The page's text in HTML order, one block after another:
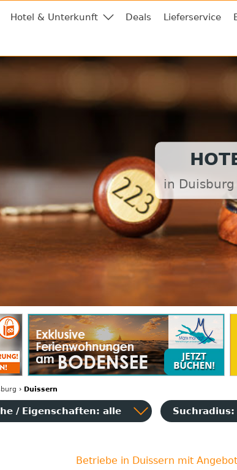
Hotel & Unterkunft Deals Lieferservice
in
› Duissern
/ Eigenschaften: alle Suchradius:
Betriebe in Duissern mit